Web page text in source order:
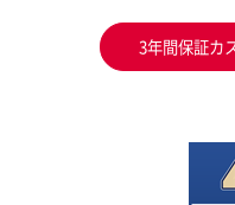
3年間保証カ